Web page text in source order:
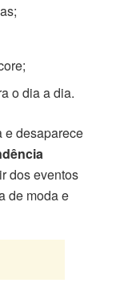
o dia a dia.
e desaparece
dos eventos
de moda e